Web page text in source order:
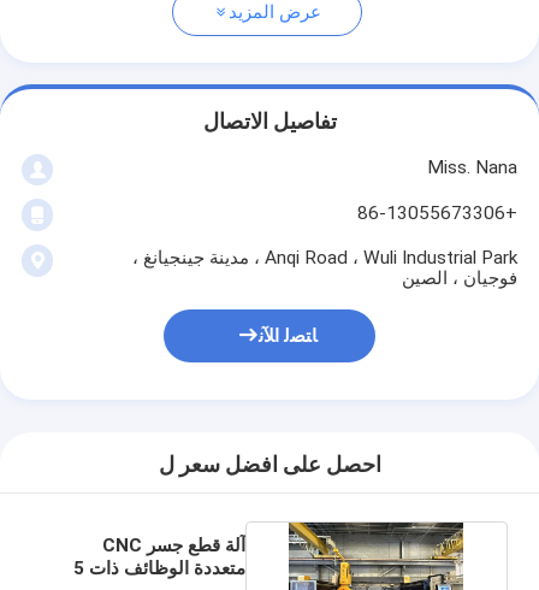
عرض المزيد
تفاصيل الاتصال
Miss. Nana
+86-13055673306
Anqi Road ، Wuli Industrial Park ، مدينة جينجيانغ ،
فوجيان ، الصين
ﺎﺘﺼﻟ ﺍﻶﻧ
احصل على افضل سعر ل
آلة قطع جسر CNC
متعددة الوظائف ذات 5